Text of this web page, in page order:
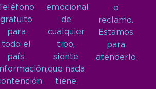
Teléfono
gratuito
para
todo el
país.
Información,
emocional
de
cualquier
tipo,
siente
que nada
tiene
o
reclamo.
Estamos
para
atenderlo.